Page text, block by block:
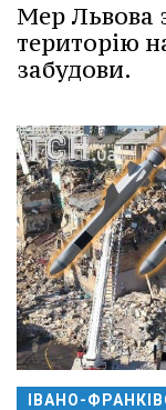
Мер Львова
територію
забудови.
ІВАНО-